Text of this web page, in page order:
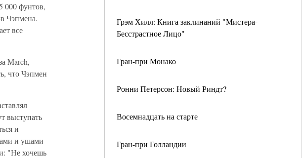
Грэм Хилл: Книга заклинаний "Мистера-
Бесстрастное Лицо"
Гран-при Монако
Ронни Петерсон: Новый Риндт?
Восемнадцать на старте
Гран-при Голландии
000 фунтов,
Чэпмена.
все
March,
что Чэпмен
выступать
и
и ушами
"Не хочешь